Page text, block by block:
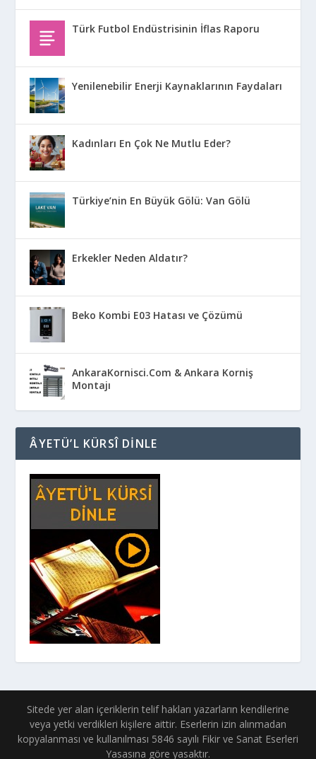
Türk Futbol Endüstrisinin İflas Raporu
Yenilenebilir Enerji Kaynaklarının Faydaları
Kadınları En Çok Ne Mutlu Eder?
Türkiye’nin En Büyük Gölü: Van Gölü
Erkekler Neden Aldatır?
Beko Kombi E03 Hatası ve Çözümü
AnkaraKornisci.Com & Ankara Korniş
Montajı
ÂYETÜ’L KÜRSÎ DINLE
Sitede yer alan içeriklerin telif hakları yazarların kendilerine
veya yetki verdikleri kişilere aittir. Eserlerin izin alınmadan
kopyalanması ve kullanılması 5846 sayılı Fikir ve Sanat Eserleri
Yasasına göre yasaktır.